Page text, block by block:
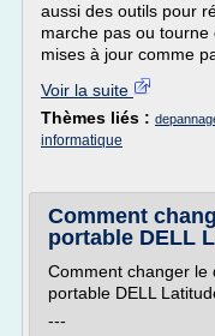
aussi des outils pour
marche pas ou
mises à jour comme
Voir la suite
Thèmes liés :
informatique
Comment
portable DELL
Comment changer le
portable DELL
---